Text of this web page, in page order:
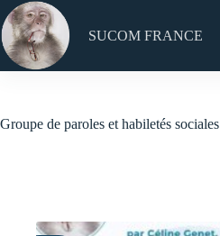
Passer
au
contenu
SUCOM FRANCE
Groupe de paroles et habiletés sociales